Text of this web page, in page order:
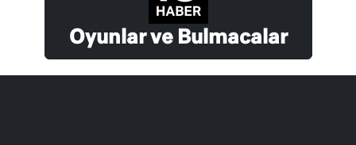
Oyunlar ve Bulmacalar